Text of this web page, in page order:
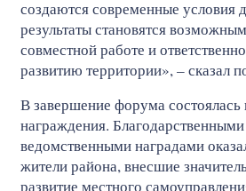
создаются современные условия
результаты становятся
совместной работе и
развитию территории», – сказал
В завершение форума
награждения.
ведомственными наградами
жители района, внесшие
развитие местного